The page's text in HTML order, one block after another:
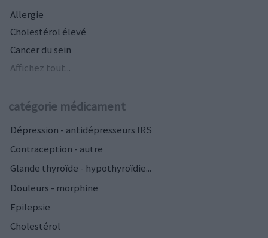
Allergie
Cholestérol élevé
Cancer du sein
Affichez tout...
catégorie médicament
Dépression - antidépresseurs IRS
Contraception - autre
Glande thyroïde - hypothyroïdie...
Douleurs - morphine
Epilepsie
Cholestérol